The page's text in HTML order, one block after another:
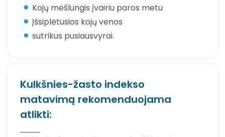
Kojų mėšlungis įvairiu paros metu
Įšsiplėtusios kojų venos
sutrikus pusiausvyrai.
Kulkšnies-žasto indekso
matavimą rekomenduojama
atlikti: